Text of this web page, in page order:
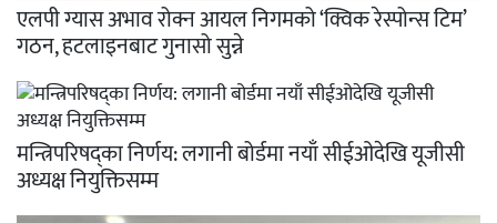
एलपी ग्यास अभाव रोक्न आयल निगमको ‘क्विक रेस्पोन्स टिम’
गठन, हटलाइनबाट गुनासो सुन्ने
मन्त्रिपरिषद्का निर्णय: लगानी बोर्डमा नयाँ सीईओदेखि यूजीसी
अध्यक्ष नियुक्तिसम्म